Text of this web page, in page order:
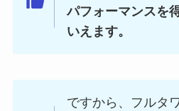
パフォーマンスを
いえます。
ですから、フルタ